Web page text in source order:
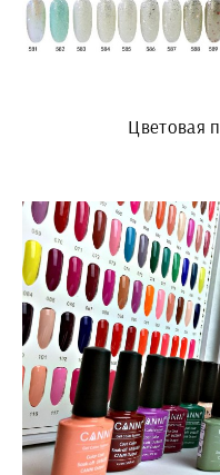
Цветовая